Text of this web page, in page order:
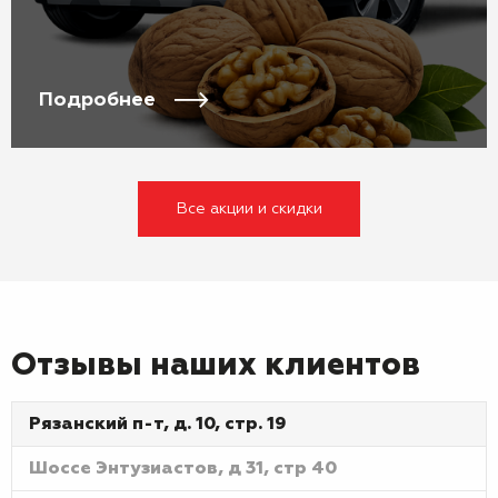
Подробнее
Все акции и скидки
Отзывы наших клиентов
Рязанский п-т, д. 10, стр. 19
Шоссе Энтузиастов, д 31, стр 40